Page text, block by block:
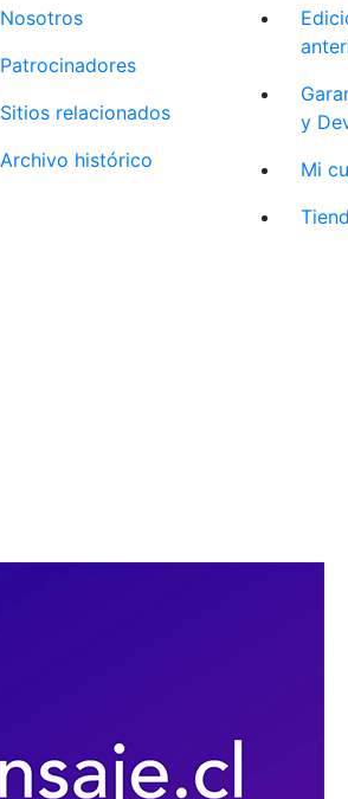
Nosotros
Patrocinadores
Sitios relacionados
Archivo histórico
y
Mi